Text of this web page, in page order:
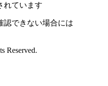
れています
認できない場合には
Reserved.